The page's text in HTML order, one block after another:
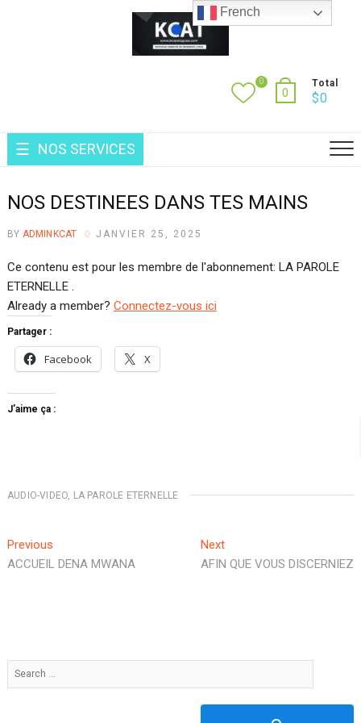
0
0
Total
$0
NOS SERVICES
NOS DESTINEES DANS TES MAINS
BY ADMINKCAT JANVIER 25, 2025
Ce contenu est pour les membre de l'abonnement: LA PAROLE
ETERNELLE .
Already a member? Connectez-vous ici
Partager :
Facebook X
J’aime ça :
AUDIO-VIDEO, LA PAROLE ETERNELLE
Navigation
de
PreviousPrevious
post:
ACCUEIL DENA MWANA
NextNext
post:
AFIN QUE VOUS DISCERNIEZ
Search
…
French